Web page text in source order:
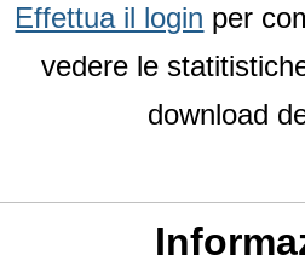
Effettua il login per
vedere le
download